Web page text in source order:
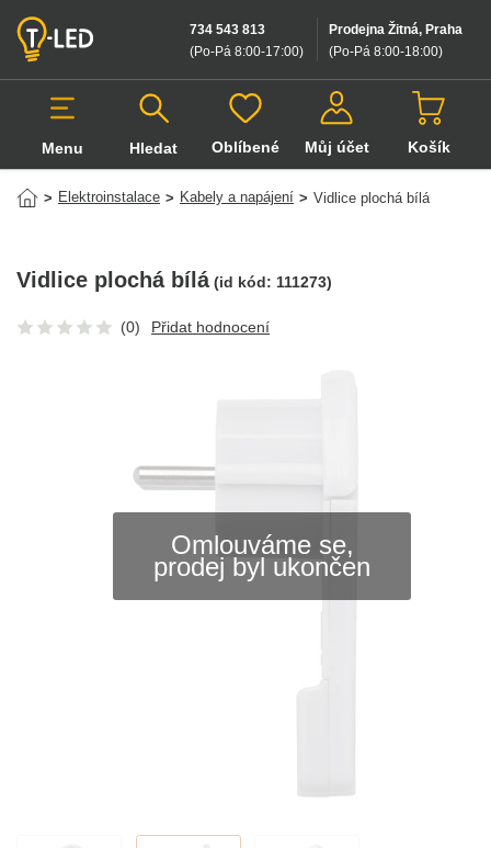
Prodejna Žitná, Praha
(Po-Pá 8:00-18:00)
734 543 813
(Po-Pá 8:00-17:00)
Menu Hledat
Hledat v produktech
Oblíbené Můj účet Košík
> Elektroinstalace > Kabely a napájení > Vidlice plochá bílá
Omlouváme se,
prodej byl ukončen
Vidlice plochá bílá (id kód: 111273)
(0) Přidat hodnocení